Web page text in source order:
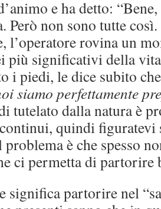
e ha detto:
Però non sono tutte
l’operatore rovina un
più significativi della
i piedi, le dice subito
siamo perfettamente
tutelato dalla natura è
quindi figuratevi
è che spesso
ci permetta di partorire
significa partorire nel